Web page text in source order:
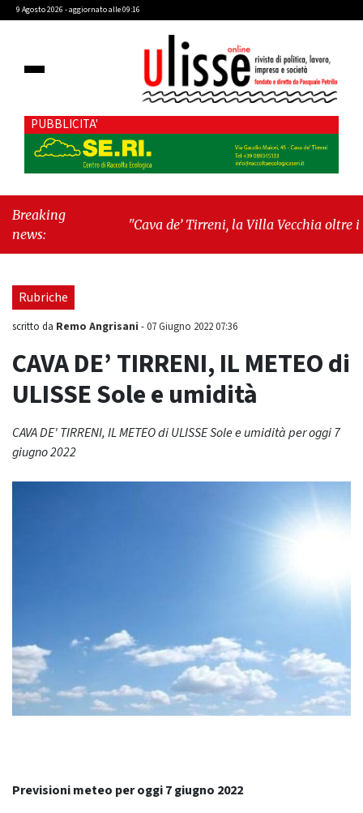
9 Agosto 2026 - aggiornato alle 09:16
PUBBLICITA'
Breaking
news:
"Cava de’ Tirreni, la Villa Vecchia oltre i
Rubriche
scritto da Remo Angrisani -07 Giugno 2022 07:36
CAVA DE’ TIRRENI, IL METEO di
ULISSE Sole e umidità
CAVA DE' TIRRENI, IL METEO di ULISSE Sole e umidità per oggi 7
giugno 2022
Previsioni meteo per oggi 7 giugno 2022